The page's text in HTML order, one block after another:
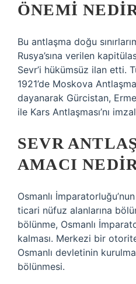
ÖNEMI
Bu antlaşma doğu
Rusya’sına verilen
Sevr’i hükümsüz ilan etti.
1921’de Moskova
dayanarak Gürcistan,
ile Kars Antlaşması’nı
SEVR
AMACI
Osmanlı
ticari nüfuz alanlarına
bölünme, Osmanlı
kalması. Merkezi bir
Osmanlı devletinin
bölünmesi.